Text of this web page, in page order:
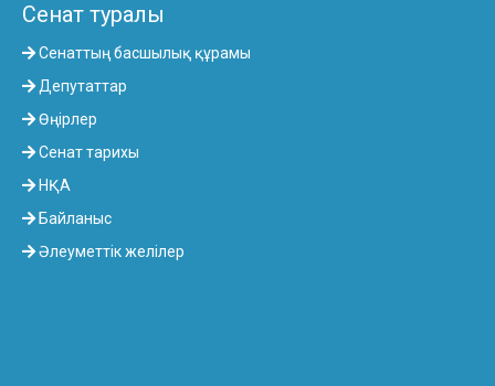
Сенат туралы
Сенаттың басшылық құрамы
Депутаттар
Өңірлер
Сенат тарихы
НҚА
Байланыс
Әлеуметтік желілер